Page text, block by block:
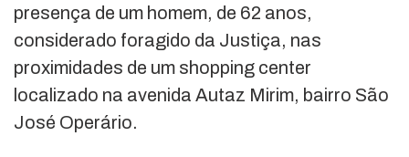
presença de um homem, de 62 anos,
considerado foragido da Justiça, nas
proximidades de um shopping center
localizado na avenida Autaz Mirim, bairro São
José Operário.